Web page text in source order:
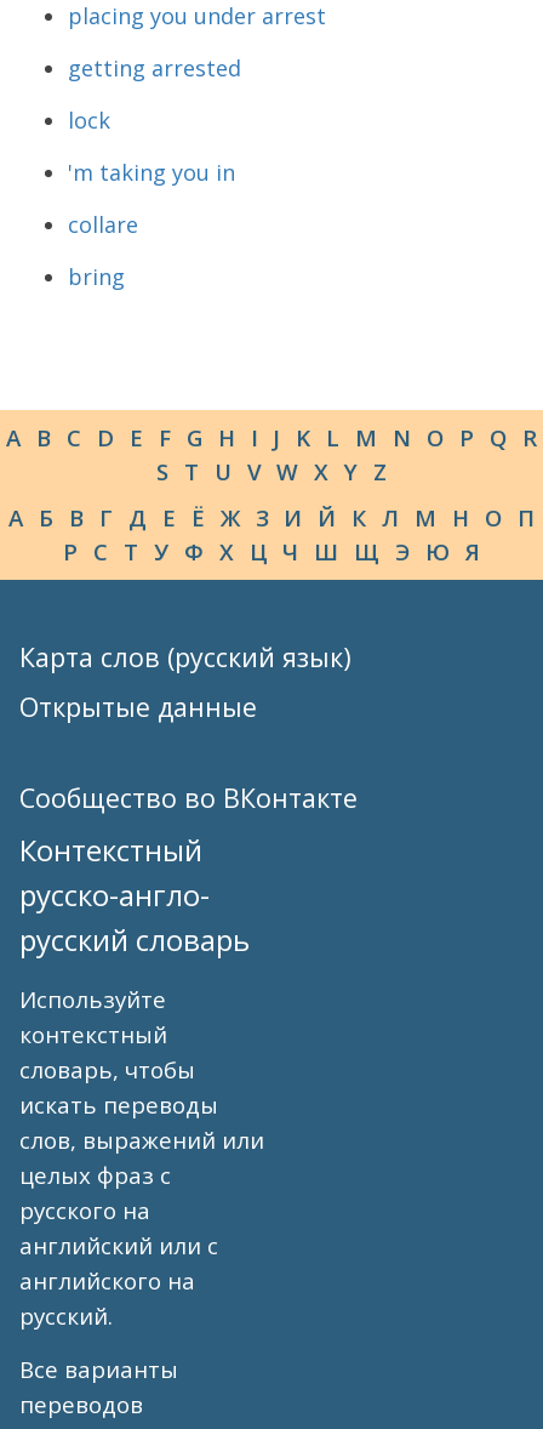
placing you under arrest
getting arrested
lock
'm taking you in
collare
bring
A B C D E F G H I J K L M N O P Q R
S T U V W X Y Z
А Б В Г Д Е Ё Ж З И Й К Л М Н О П
Р С Т У Ф Х Ц Ч Ш Щ Э Ю Я
Карта слов (русский язык)
Открытые данные
Сообщество во ВКонтакте
Контекстный
русско-англо-
русский словарь
Используйте
контекстный
словарь, чтобы
искать переводы
слов, выражений или
целых фраз с
русского на
английский или с
английского на
русский.
Все варианты
переводов